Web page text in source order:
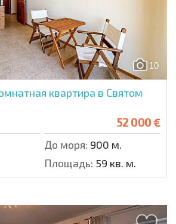
10
квартира в Святом
52 000 €
До моря: 900 м.
Площадь: 59 кв. м.